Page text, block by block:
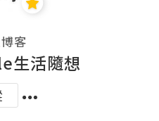
客
生活隨想